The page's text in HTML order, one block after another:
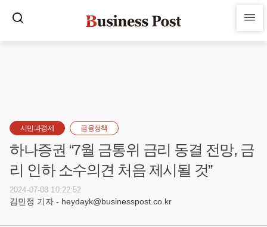
시민과경제 금융정책
하나증권 “7월 금통위 금리 동결 전망, 금
리 인하 소수의견 처음 제시될 것”
2024-07-08 10:22:52
김민정 기자 - heydayk@businesspost.co.kr